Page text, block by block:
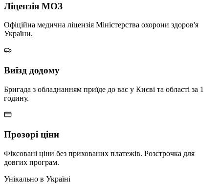
Ліцензія МОЗ
Офіційна медична ліцензія Міністерства охорони здоров'я
України.
Виїзд додому
Бригада з обладнанням приїде до вас у Києві та області за 1
годину.
Прозорі ціни
Фіксовані ціни без прихованих платежів. Розстрочка для
довгих програм.
Унікально в Україні